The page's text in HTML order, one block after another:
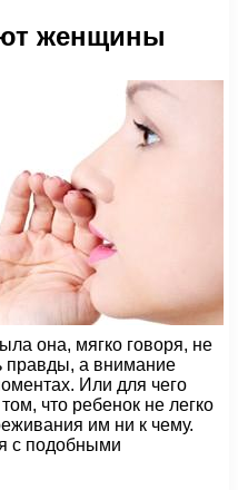
женщины
она, мягко говоря, не
правды, а внимание
Или для чего
что ребенок не легко
им ни к чему.
с подобными